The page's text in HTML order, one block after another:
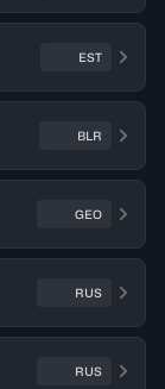
EST
BLR
GEO
RUS
RUS